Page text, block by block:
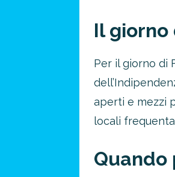
Il giorno
Per il giorno di
aperti e mezzi
locali
Quando